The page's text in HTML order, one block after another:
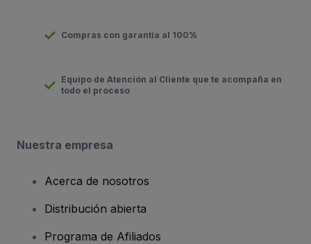
Compras con garantía al 100%
Equipo de Atención al Cliente que te acompaña en
todo el proceso
Nuestra empresa
Acerca de nosotros
Distribución abierta
Programa de Afiliados